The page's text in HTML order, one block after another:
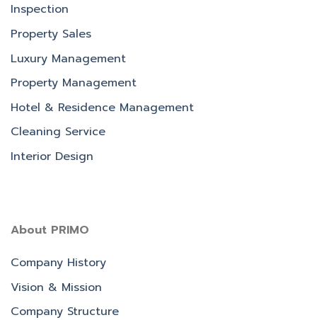
Inspection
Property Sales
Luxury Management
Property Management
Hotel & Residence Management
Cleaning Service
Interior Design
About PRIMO
Company History
Vision & Mission
Company Structure